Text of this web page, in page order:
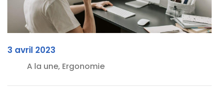
3 avril 2023
A la une, Ergonomie